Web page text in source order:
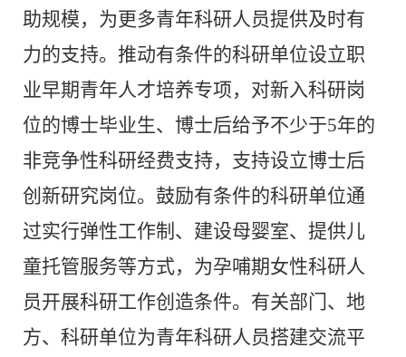
助规模，为更多青年科研人员提供及时有
力的支持。推动有条件的科研单位设立职
业早期青年人才培养专项，对新入科研岗
位的博士毕业生、博士后给予不少于5年的
非竞争性科研经费支持，支持设立博士后
创新研究岗位。鼓励有条件的科研单位通
过实行弹性工作制、建设母婴室、提供儿
童托管服务等方式，为孕哺期女性科研人
员开展科研工作创造条件。有关部门、地
方、科研单位为青年科研人员搭建交流平